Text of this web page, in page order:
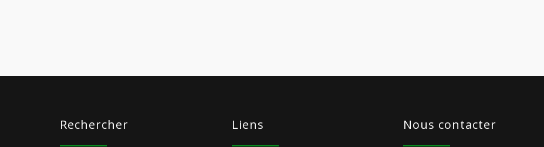
Rechercher Liens Nous contacter